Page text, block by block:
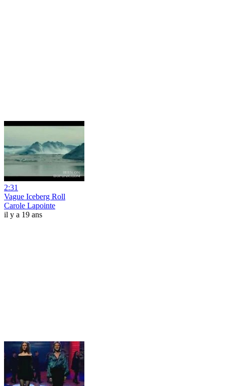
2:31
Vague Iceberg Roll
Carole Lapointe
il y a 19 ans